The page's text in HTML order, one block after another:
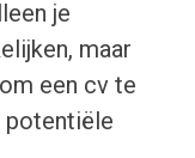
je
maar
een cv te
potentiële